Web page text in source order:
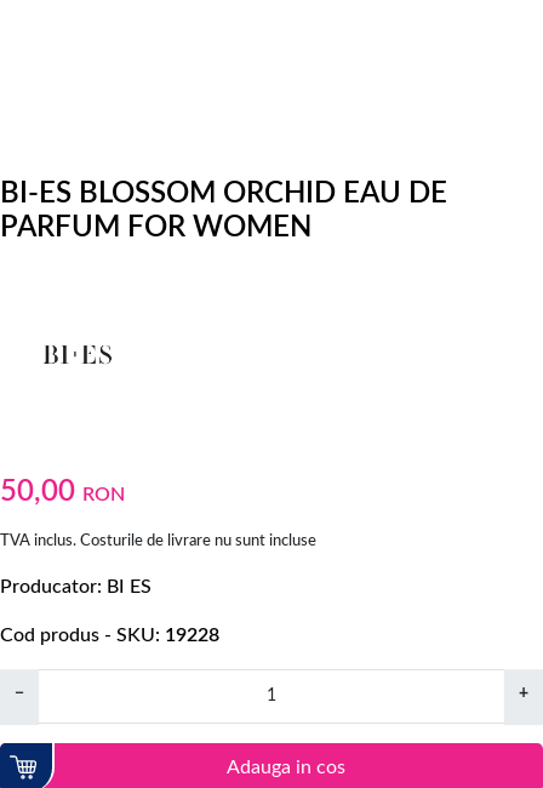
BI-ES BLOSSOM ORCHID EAU DE
PARFUM FOR WOMEN
50,00 RON
TVA inclus. Costurile de livrare nu sunt incluse
Producator BI ES
Cod produs - SKU 19228
− +
Adauga in cos